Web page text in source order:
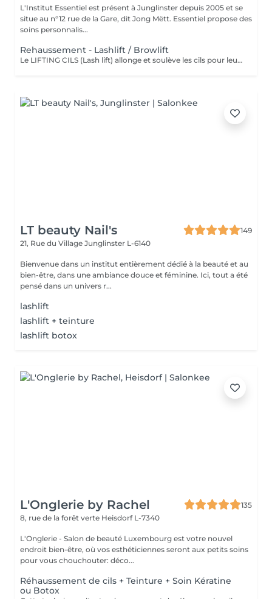
L'Institut Essentiel est présent à Junglinster depuis 2005 et se
situe au n°12 rue de la Gare, dit Jong Mëtt. Essentiel propose des
soins personnalis...
Rehaussement - Lashlift / Browlift
Le LIFTING CILS (Lash lift) allonge et soulève les cils pour leur donner un "effet mascara". Cela rajeunit et ouvre le regard. Convient également aux cils courts. Important: déconseillé pendant la grossesse. Retirer les lentilles avant l'intervention! Le LIFTING SOURCILS (Brow lift) dresse les poils et épaissit ainsi les sourcils. Cela permet de redéfinir la ligne des sourcils. Effet anti-âge garantit! Tenue du lifting (4-6 semaines) sans entretien
LT beauty Nail's
149
21, Rue du Village Junglinster L-6140
Bienvenue dans un institut entièrement dédié à la beauté et au
bien-être, dans une ambiance douce et féminine. Ici, tout a été
pensé dans un univers r...
lashlift
lashlift + teinture
lashlift botox
L'Onglerie by Rachel
135
8, rue de la forêt verte Heisdorf L-7340
L'Onglerie - Salon de beauté Luxembourg est votre nouvel
endroit bien-être, où vos esthéticiennes seront aux petits soins
pour vous chouchouter: déco...
Réhaussement de cils + Teinture + Soin Kératine
ou Botox